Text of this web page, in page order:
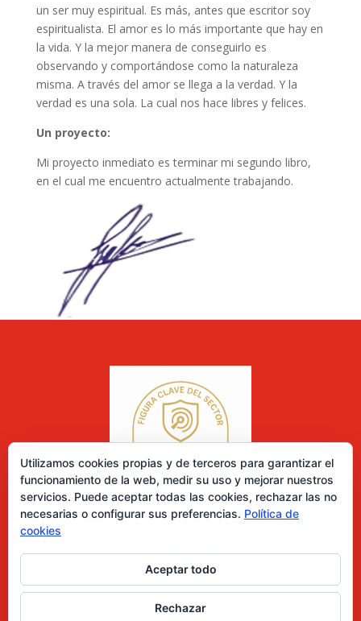
un ser muy espiritual. Es más, antes que escritor soy
espiritualista. El amor es lo más importante que hay en
la vida. Y la mejor manera de conseguirlo es
observando y comportándose como la naturaleza
misma. A través del amor se llega a la verdad. Y la
verdad es una sola. La cual nos hace libres y felices.
Un proyecto:
Mi proyecto inmediato es terminar mi segundo libro,
en el cual me encuentro actualmente trabajando.
0 elementos
Utilizamos cookies propias y de terceros para garantizar el
funcionamiento de la web, medir su uso y mejorar nuestros
servicios. Puede aceptar todas las cookies, rechazar las no
necesarias o configurar sus preferencias. Política de
cookies
Aceptar todo
Rechazar